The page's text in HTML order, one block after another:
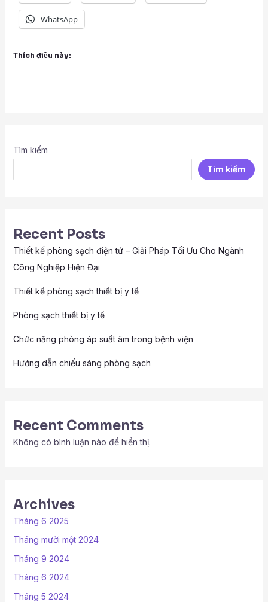
WhatsApp
Thích điều này:
Tìm kiếm
Tìm kiếm
Recent Posts
Thiết kế phòng sạch điện tử – Giải Pháp Tối Ưu Cho Ngành
Công Nghiệp Hiện Đại
Thiết kế phòng sạch thiết bị y tế
Phòng sạch thiết bị y tế
Chức năng phòng áp suất âm trong bệnh viện
Hướng dẫn chiếu sáng phòng sạch
Recent Comments
Không có bình luận nào để hiển thị.
Archives
Tháng 6 2025
Tháng mười một 2024
Tháng 9 2024
Tháng 6 2024
Tháng 5 2024